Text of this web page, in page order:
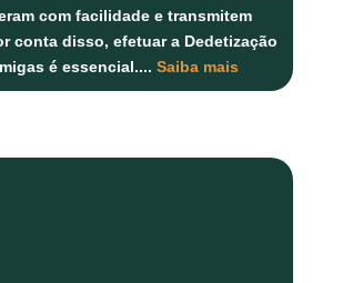
com facilidade e transmitem
conta disso, efetuar a Dedetização
é essencial.... Saiba mais